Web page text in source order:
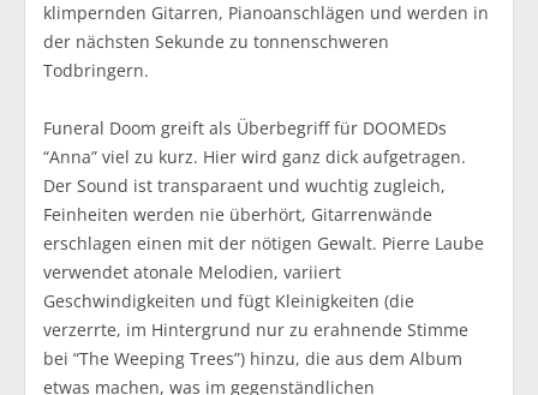
klimpernden Gitarren, Pianoanschlägen und werden in
der nächsten Sekunde zu tonnenschweren
Todbringern.
Funeral Doom greift als Überbegriff für DOOMEDs
“Anna” viel zu kurz. Hier wird ganz dick aufgetragen.
Der Sound ist transparaent und wuchtig zugleich,
Feinheiten werden nie überhört, Gitarrenwände
erschlagen einen mit der nötigen Gewalt. Pierre Laube
verwendet atonale Melodien, variiert
Geschwindigkeiten und fügt Kleinigkeiten (die
verzerrte, im Hintergrund nur zu erahnende Stimme
bei “The Weeping Trees”) hinzu, die aus dem Album
etwas machen, was im gegenständlichen